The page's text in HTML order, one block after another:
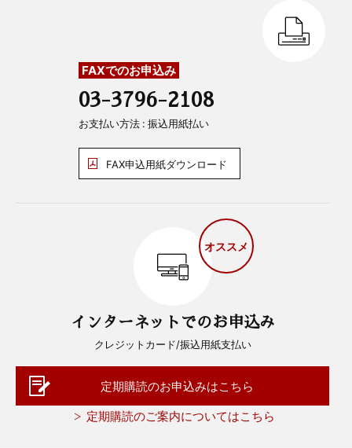
FAXでのお申込み
03-3796-2108
お支払い方法 : 振込用紙払い
FAX申込用紙ダウンロード
オススメ
インターネットでのお申込み
クレジットカード/振込用紙支払い
定期購読のお申込みはこちら
定期購読のご案内についてはこちら